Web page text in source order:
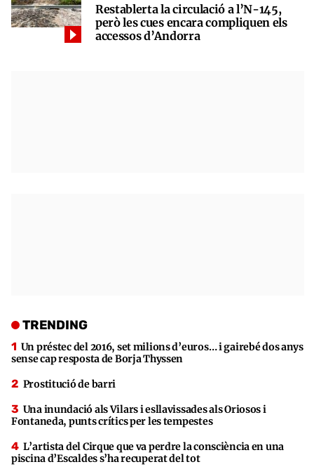
Restablerta la circulació a l’N-145,
però les cues encara compliquen els
accessos d’Andorra
TRENDING
Un préstec del 2016, set milions d’euros… i gairebé dos anys
sense cap resposta de Borja Thyssen
Prostitució de barri
Una inundació als Vilars i esllavissades als Oriosos i
Fontaneda, punts crítics per les tempestes
L’artista del Cirque que va perdre la consciència en una
piscina d’Escaldes s’ha recuperat del tot